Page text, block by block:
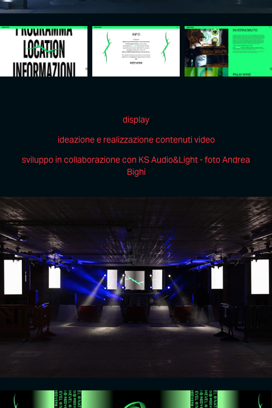
display
ideazione e realizzazione contenuti video
sviluppo in collaborazione con KS Audio&Light - foto Andrea
Bighi